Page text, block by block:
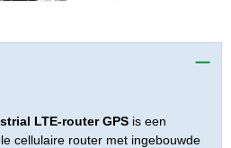
LTE-router GPS is een
cellulaire router met ingebouwde